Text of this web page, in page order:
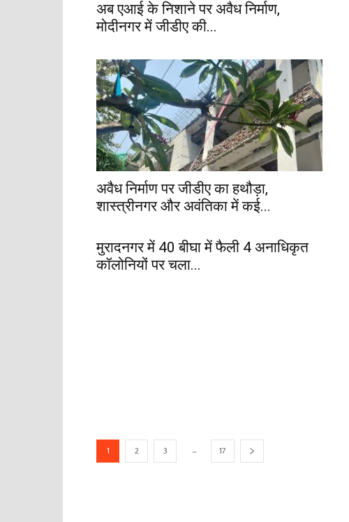
अब एआई के निशाने पर अवैध निर्माण,
मोदीनगर में जीडीए की...
अवैध निर्माण पर जीडीए का हथौड़ा,
शास्त्रीनगर और अवंतिका में कई...
मुरादनगर में 40 बीघा में फैली 4 अनाधिकृत
कॉलोनियों पर चला...
1 2 3 ... 17